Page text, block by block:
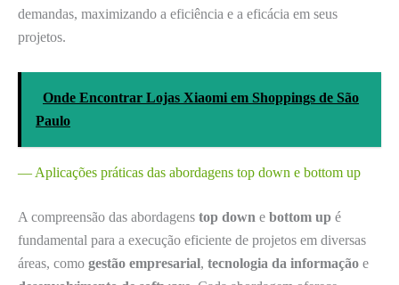
demandas, maximizando a eficiência e a eficácia em seus
projetos.
Onde Encontrar Lojas Xiaomi em Shoppings de São
Paulo
— Aplicações práticas das abordagens top down e bottom up
A compreensão das abordagens top down e bottom up é
fundamental para a execução eficiente de projetos em diversas
áreas, como gestão empresarial, tecnologia da informação e